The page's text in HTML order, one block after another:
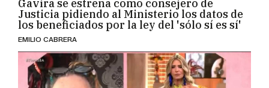
Gavira se estrena como consejero de
Justicia pidiendo al Ministerio los datos de
los beneficiados por la ley del 'sólo sí es sí'
EMILIO CABRERA